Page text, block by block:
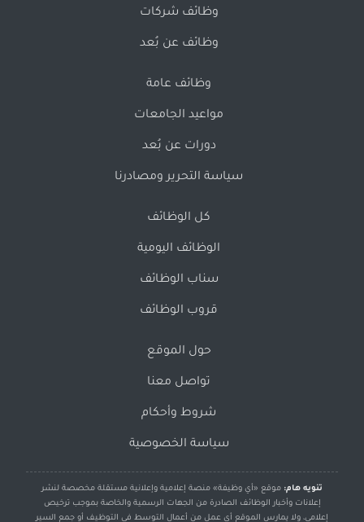
وظائف شركات
وظائف عن بُعد
وظائف عامة
مواعيد الجامعات
دورات عن بُعد
سياسة التحرير ومصادرنا
كل الوظائف
الوظائف اليومية
سناب الوظائف
قروب الوظائف
حول الموقع
تواصل معنا
شروط وأحكام
سياسة الخصوصية
تنويه هام: موقع «أي وظيفة» منصة إعلامية وإعلانية مستقلة مخصصة لنشر
إعلانات وأخبار الوظائف الصادرة من الجهات الرسمية والخاصة بموجب ترخيص
إعلامي، ولا يمارس الموقع أي عمل من أعمال التوسط في التوظيف أو جمع السير